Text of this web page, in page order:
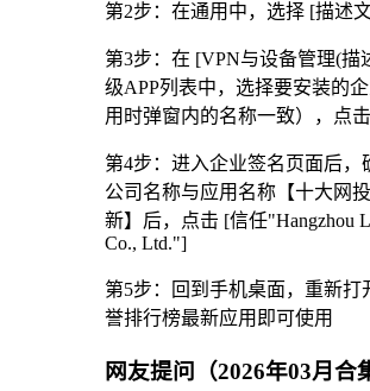
第2步：在通用中，选择 [描述
第3步：在 [VPN与设备管理(描
级APP列表中，选择要安装的
用时弹窗内的名称一致），点
第4步：进入企业签名页面后，
公司名称与应用名称【十大网
新】后，点击 [信任"Hangzhou
Co., Ltd."]
第5步：回到手机桌面，重新打
誉排行榜最新应用即可使用
网友提问（2026年03月合